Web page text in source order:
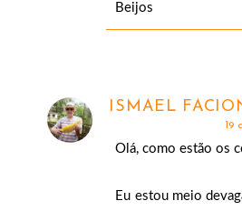
Beijos
ISMAEL
19
Olá, como estão os
Eu estou meio